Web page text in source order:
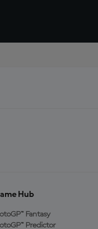
Hub
Fantasy
Predictor